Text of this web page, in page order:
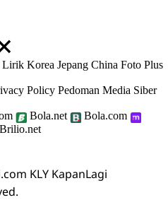
Lirik Korea Jepang China Foto Plus
Policy Pedoman Media Siber
Bola.net
Bola.com
Brilio.net
KLY KapanLagi